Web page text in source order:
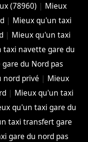
(78960) | Mieux
| Mieux qu'un taxi
| Mieux qu'un taxi
taxi navette gare du
du Nord pas
nord privé | Mieux
| Mieux qu'un taxi
qu'un taxi gare du
taxi transfert gare
gare du nord pas